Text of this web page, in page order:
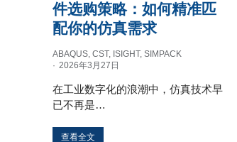
件选购策略：如何精准匹
配你的仿真需求
ABAQUS,CST, ISIGHT,SIMPACK
2026年3月27日
在工业数字化的浪潮中，仿真技术早
已不再是…
查看全文